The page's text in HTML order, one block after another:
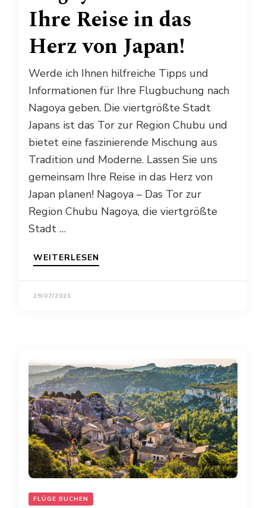
Ihre Reise in das
Herz von Japan!
Werde ich Ihnen hilfreiche Tipps und
Informationen für Ihre Flugbuchung nach
Nagoya geben. Die viertgrößte Stadt
Japans ist das Tor zur Region Chubu und
bietet eine faszinierende Mischung aus
Tradition und Moderne. Lassen Sie uns
gemeinsam Ihre Reise in das Herz von
Japan planen! Nagoya – Das Tor zur
Region Chubu Nagoya, die viertgrößte
Stadt …
WEITERLESEN
29/07/2023
FLÜGE BUCHEN